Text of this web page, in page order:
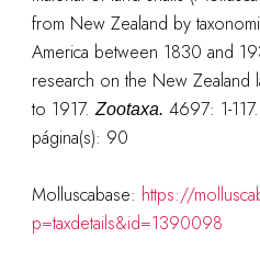
from New Zealand by
America between 1830 and
research on the New Zealand
to 1917.Zootaxa. 4697: 1-117.
página(s): 90
Molluscabase: https://
p=taxdetails&id=1390098